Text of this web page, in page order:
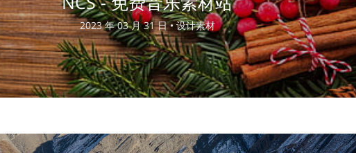
2023 年 03 月 31 日 •设计素材